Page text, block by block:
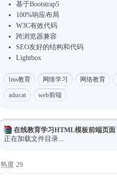
基于Bootstrap5
100%响应布局
W3C有效代码
跨浏览器兼容
SEO友好的结构和代码
Lightbox
lms教育 网络学习 网络教育
aducat web前端
在线教育学习HTML模板前端页面
正在加载文件目录...
热度 29